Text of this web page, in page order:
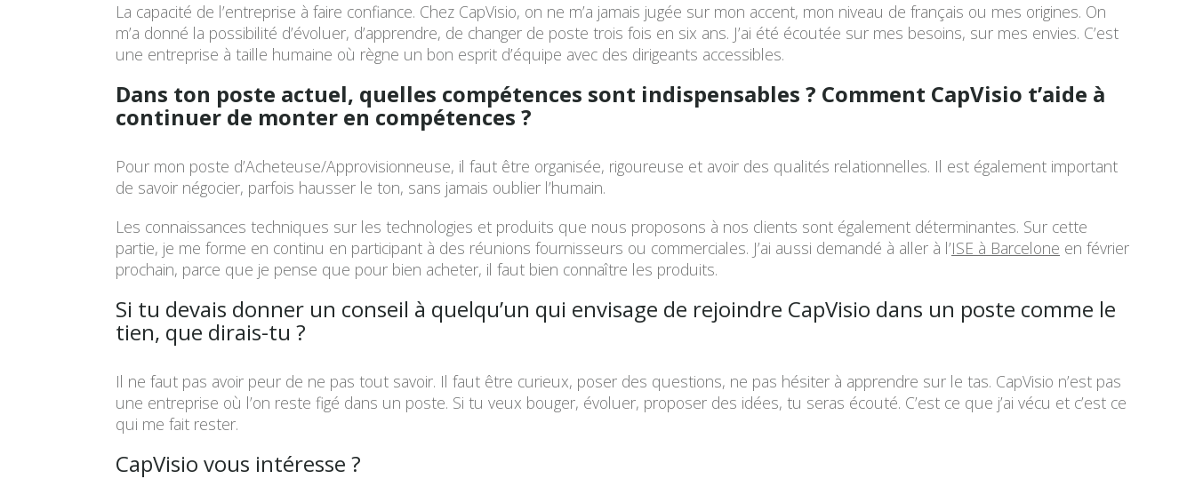
La capacité de l’entreprise à faire confiance. Chez CapVisio, on ne m’a jamais jugée sur mon accent, mon niveau de français ou mes origines. On
m’a donné la possibilité d’évoluer, d’apprendre, de changer de poste trois fois en six ans. J’ai été écoutée sur mes besoins, sur mes envies. C’est
une entreprise à taille humaine où règne un bon esprit d’équipe avec des dirigeants accessibles.
Dans ton poste actuel, quelles compétences sont indispensables ? Comment CapVisio t’aide à
continuer de monter en compétences ?
Pour mon poste d’Acheteuse/Approvisionneuse, il faut être organisée, rigoureuse et avoir des qualités relationnelles. Il est également important
de savoir négocier, parfois hausser le ton, sans jamais oublier l’humain.
Les connaissances techniques sur les technologies et produits que nous proposons à nos clients sont également déterminantes. Sur cette
partie, je me forme en continu en participant à des réunions fournisseurs ou commerciales. J’ai aussi demandé à aller à l’ISE à Barcelone en février
prochain, parce que je pense que pour bien acheter, il faut bien connaître les produits.
Si tu devais donner un conseil à quelqu’un qui envisage de rejoindre CapVisio dans un poste comme le
tien, que dirais-tu ?
Il ne faut pas avoir peur de ne pas tout savoir. Il faut être curieux, poser des questions, ne pas hésiter à apprendre sur le tas. CapVisio n’est pas
une entreprise où l’on reste figé dans un poste. Si tu veux bouger, évoluer, proposer des idées, tu seras écouté. C’est ce que j’ai vécu et c’est ce
qui me fait rester.
CapVisio vous intéresse ?